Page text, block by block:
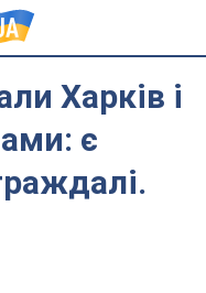
Харків і
є